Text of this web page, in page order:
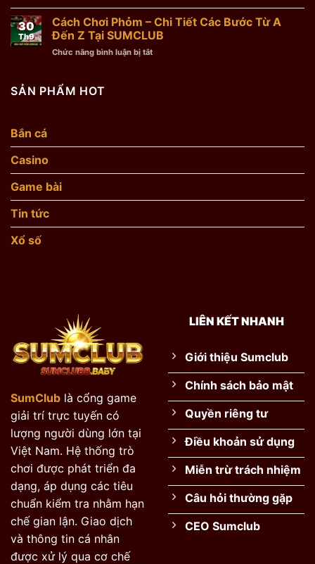
Nhờ
Tính
Năng
Luôn
Thắng
–
Liêng
Online
SUMCLUB
–
30
Th9
Cách Chơi Phỏm – Chi Tiết Các Bước Từ A
Đến Z Tại SUMCLUB
Chức năng bình luận bị tắt
Bước
A
SẢN PHẨM HOT
Bắn cá
Casino
Game bài
Tin tức
Xổ số
SumClub là cổng game
giải trí trực tuyến có
lượng người dùng lớn tại
Việt Nam. Hệ thống trò
chơi được phát triển đa
dạng, áp dụng các tiêu
chuẩn kiểm tra nhằm hạn
chế gian lận. Giao dịch
và thông tin cá nhân
được xử lý qua cơ chế
LIÊN KẾT NHANH
Giới thiệu Sumclub
Chính sách bảo mật
Quyền riêng tư
Điều khoản sử dụng
Miễn trừ trách nhiệm
Câu hỏi thường gặp
CEO Sumclub